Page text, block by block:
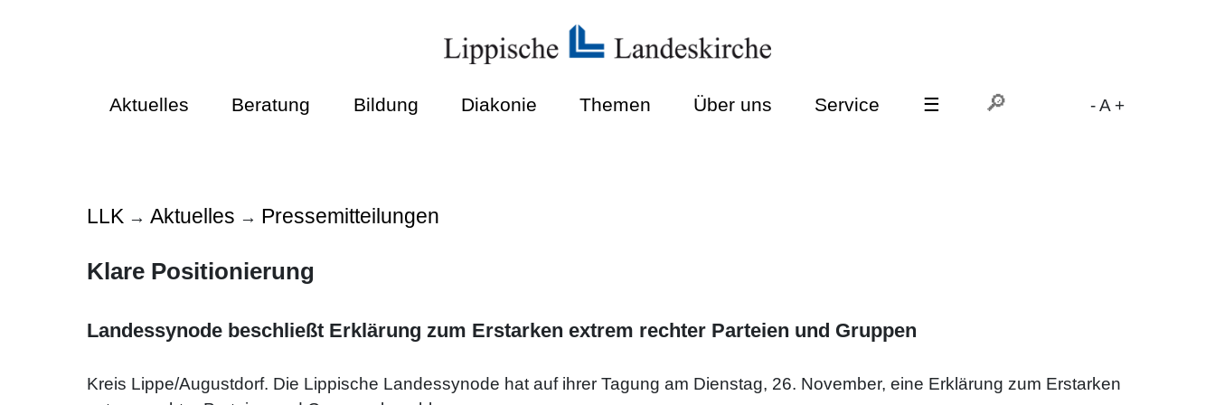
Aktuelles Beratung Bildung Diakonie Themen Über uns Service ☰ -A +
LLK→ Aktuelles → Pressemitteilungen
Klare Positionierung
Landessynode beschließt Erklärung zum Erstarken extrem rechter Parteien und Gruppen
Kreis Lippe/Augustdorf. Die Lippische Landessynode hat auf ihrer Tagung am Dienstag, 26. November, eine Erklärung zum Erstarken